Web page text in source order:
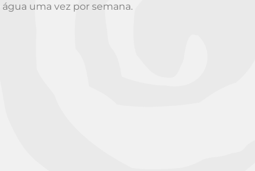
uma vez por semana.